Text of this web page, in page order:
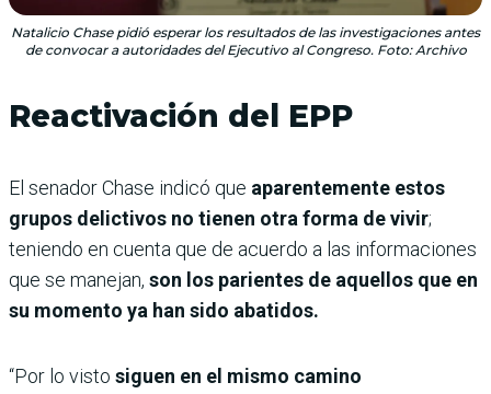
Natalicio Chase pidió esperar los resultados de las investigaciones antes
de convocar a autoridades del Ejecutivo al Congreso. Foto: Archivo
Reactivación del EPP
El senador Chase indicó que aparentemente estos
grupos delictivos no tienen otra forma de vivir;
teniendo en cuenta que de acuerdo a las informaciones
que se manejan, son los parientes de aquellos que en
su momento ya han sido abatidos.
“Por lo visto siguen en el mismo camino